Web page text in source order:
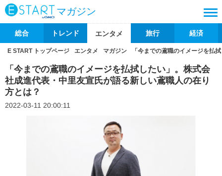
マガジン
総合 トレンド エンタメ 旅行 経済
E START トップページ エンタメ マガジン 「今までの鳶職のイメージを払
「今までの鳶職のイメージを払拭したい」。株式会
社成進代表・中里友宣氏が語る新しい鳶職人の在り
方とは？
2022-03-11 20:00:11